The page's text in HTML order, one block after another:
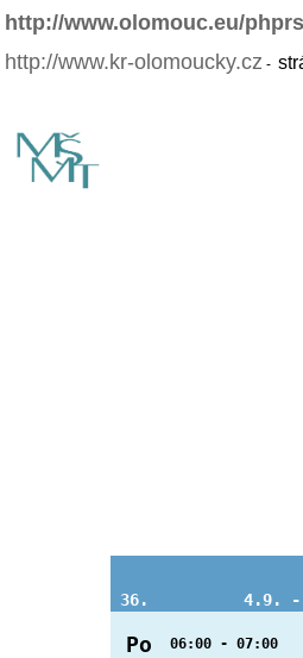
http://www.olomouc.eu/
http://www.kr-olomoucky.cz -
36. 4.9. -
Po 06:00 - 07:00